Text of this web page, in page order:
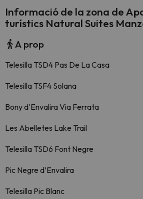
Informació de la zona de
turístics Natural Suites
A prop
Telesilla TSD4 Pas De La Casa
Telesilla TSF4 Solana
Bony d'Envalira Via Ferrata
Les Abelletes Lake Trail
Telesilla TSD6 Font Negre
Pic Negre d’Envalira
Telesilla Pic Blanc